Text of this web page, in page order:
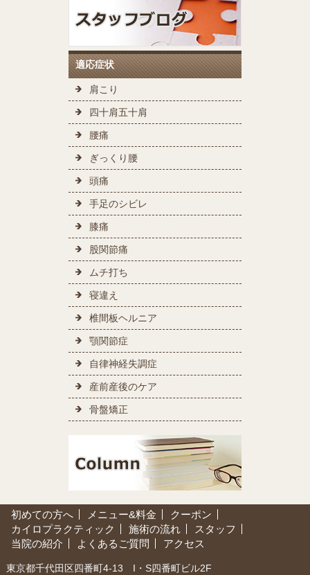
適応症状
肩こり
四十肩五十肩
腰痛
ぎっくり腰
頭痛
手足のシビレ
膝痛
股関節痛
ムチ打ち
寝違え
椎間板ヘルニア
顎関節症
自律神経失調症
産前産後のケア
骨盤矯正
初めての方へ メニュー&料金
クーポン
カイロプラクティック
施術の流れ
スタッフ
当院の紹介
よくあるご質問 アクセス
東京都千代田区四番町4-13 I・S四番町ビル2F